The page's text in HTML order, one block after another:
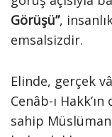
Görüşü”,
emsalsizdir.
Elinde, gerçek
Cenâb-ı
sahip